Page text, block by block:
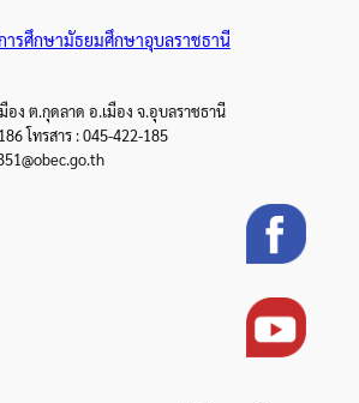
ารศึกษามัธยมศึกษาอุบลราชธานี
อง ต.กุดลาด อ.เมือง จ.อุบลราชธานี
โทรสาร : 045-422-185